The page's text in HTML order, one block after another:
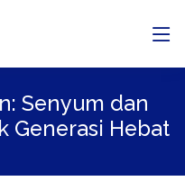
Senyum dan
Generasi Hebat